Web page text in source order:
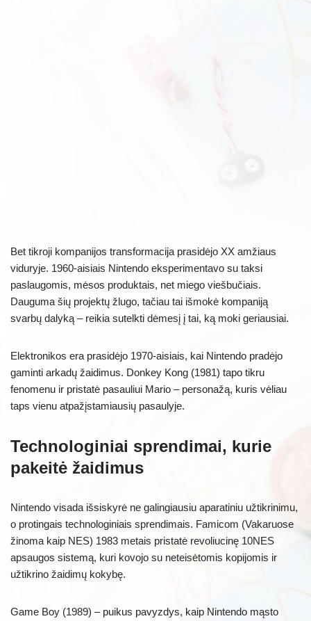
Bet tikroji kompanijos transformacija prasidėjo XX amžiaus
viduryje. 1960-aisiais Nintendo eksperimentavo su taksi
paslaugomis, mėsos produktais, net miego viešbučiais.
Dauguma šių projektų žlugo, tačiau tai išmokė kompaniją
svarbų dalyką – reikia sutelkti dėmesį į tai, ką moki geriausiai.
Elektronikos era prasidėjo 1970-aisiais, kai Nintendo pradėjo
gaminti arkadų žaidimus. Donkey Kong (1981) tapo tikru
fenomenu ir pristatė pasauliui Mario – personažą, kuris vėliau
taps vienu atpažįstamiausių pasaulyje.
Technologiniai sprendimai, kurie
pakeitė žaidimus
Nintendo visada išsiskyrė ne galingiausiu aparatiniu užtikrinimu,
o protingais technologiniais sprendimais. Famicom (Vakaruose
žinoma kaip NES) 1983 metais pristatė revoliucinę 10NES
apsaugos sistemą, kuri kovojo su neteisėtomis kopijomis ir
užtikrino žaidimų kokybę.
Game Boy (1989) – puikus pavyzdys, kaip Nintendo mąsto